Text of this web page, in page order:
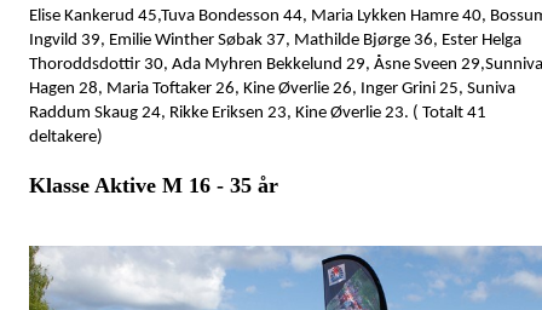
Elise Kankerud 45,Tuva Bondesson 44, Maria Lykken Hamre 40,
Ingvild 39, Emilie Winther Søbak 37, Mathilde Bjørge 36, Ester Helga
Thoroddsdottir 30, Ada Myhren Bekkelund 29, Åsne Sveen 29,Sunniva
Hagen 28, Maria Toftaker 26, Kine Øverlie 26, Inger Grini 25, Suniva
Raddum Skaug 24, Rikke Eriksen 23, Kine Øverlie 23. ( Totalt 41
deltakere)
Klasse Aktive M 16 - 35 år